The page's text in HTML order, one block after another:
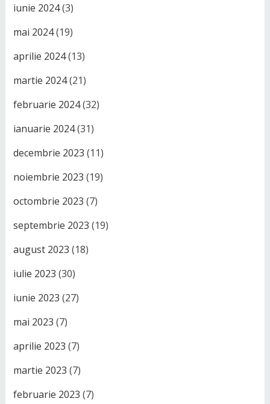
iunie 2024(3)
mai 2024(19)
aprilie 2024(13)
martie 2024(21)
februarie 2024(32)
ianuarie 2024(31)
decembrie 2023 (11)
noiembrie 2023 (19)
octombrie 2023 (7)
septembrie 2023 (19)
august 2023 (18)
iulie 2023 (30)
iunie 2023 (27)
mai 2023 (7)
aprilie 2023 (7)
martie 2023 (7)
februarie 2023 (7)